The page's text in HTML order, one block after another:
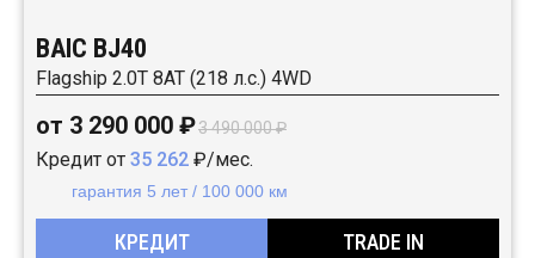
BAIC BJ40
Flagship 2.0T 8AT (218 л.с.) 4WD
от 3 290 000 ₽3 490 000 ₽
Кредит от 35 262 ₽/мес.
гарантия 5 лет / 100 000 км
КРЕДИТ TRADE IN